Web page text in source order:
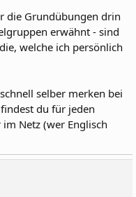
die Grundübungen drin
erwähnt - sind
welche ich persönlich
selber merken bei
du für jeden
Netz (wer Englisch